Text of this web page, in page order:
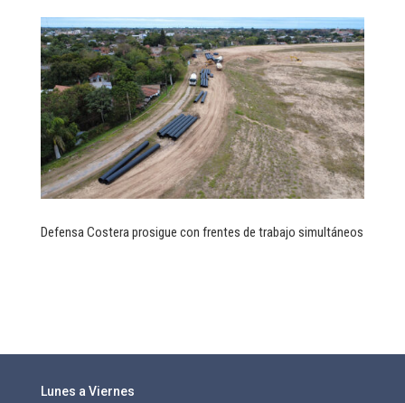
Defensa Costera prosigue con frentes de trabajo simultáneos
Lunes a Viernes